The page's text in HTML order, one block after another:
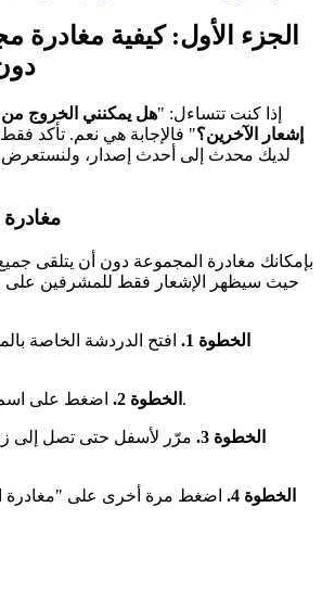
الجزء الأول: كيفية
إذا كنت تتساءل: "هل يمكنني الخروج
إشعار الآخرين؟" فالإجابة هي نعم. تأكد
لديك محدث إلى أحدث إصدار، ولنستعرض
بإمكانك مغادرة المجموعة دون أن يتلقى
حيث سيظهر الإشعار فقط للمشرفين على
الخطوة 1.
افتح الدردشة الخاصة
الخطوة 2. اضغط على اسم المجموعة في الأعلى.
الخطوة 3.
مرّر لأسفل حتى تصل إلى
الخطوة 4.
اضغط مرة أخرى على "مغادرة